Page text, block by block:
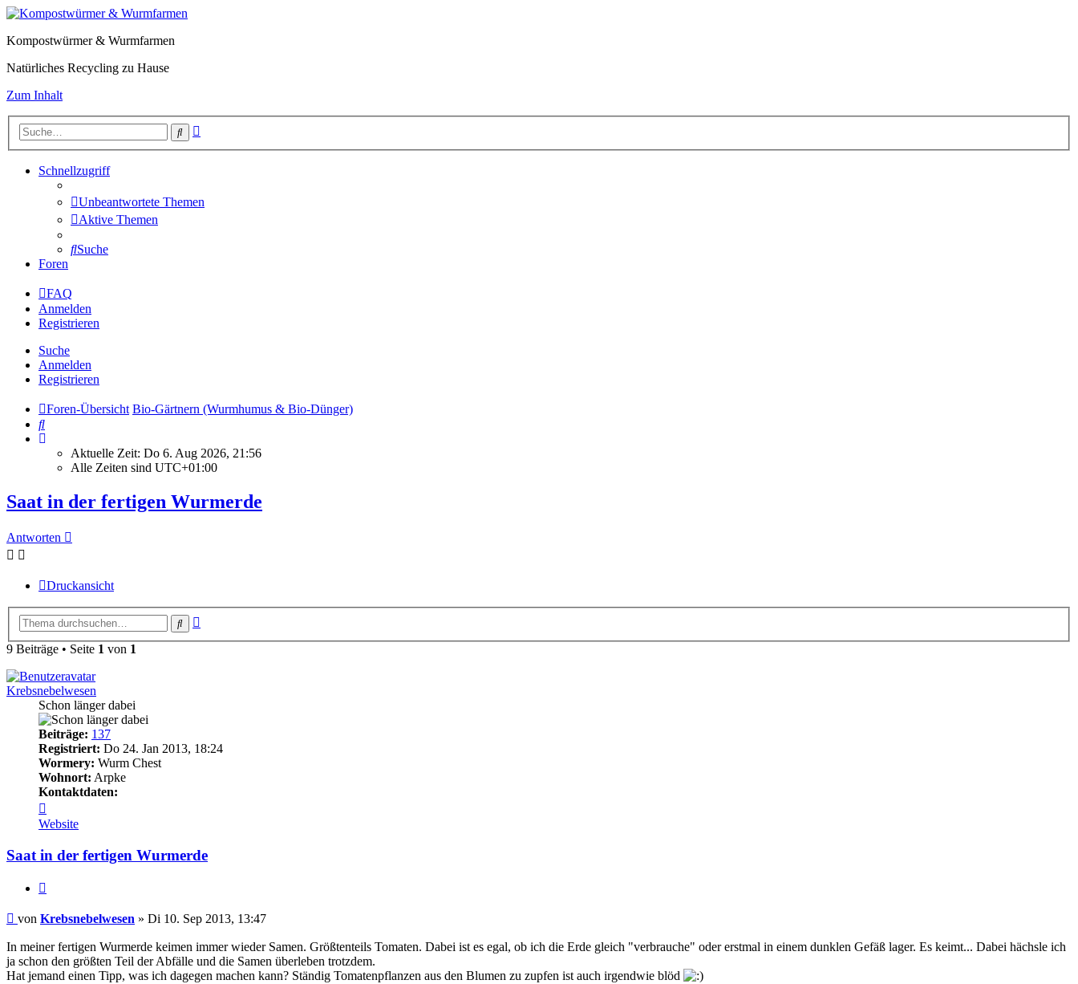
Kompostwürmer & Wurmfarmen
Natürliches Recycling zu Hause
Zum Inhalt
Suche
Schnellzugriff
Unbeantwortete Themen
Aktive Themen
Suche
Foren
FAQ
Anmelden
Registrieren
Suche
Anmelden
Registrieren
Foren-Übersicht Bio-Gärtnern (Wurmhumus & Bio-Dünger)
Suche
Aktuelle Zeit: Do 6. Aug 2026, 21:56
Alle Zeiten sind UTC+01:00
Saat in der fertigen Wurmerde
Antworten
Druckansicht
Suche
9 Beiträge • Seite 1 von 1
Krebsnebelwesen
Schon länger dabei
Beiträge: 137
Registriert: Do 24. Jan 2013, 18:24
Wormery: Wurm Chest
Wohnort: Arpke
Kontaktdaten:
von
Krebsnebelwesen
Website
Saat in der fertigen Wurmerde
Beitrag
von Krebsnebelwesen » Di 10. Sep 2013, 13:47
In meiner fertigen Wurmerde keimen immer wieder Samen. Größtenteils Tomaten. Dabei ist es egal, ob ich die Erde gleich "verbrauche" oder erstmal in einem dunklen Gefäß lager. Es keimt... Dabei hächsle ich
ja schon den größten Teil der Abfälle und die Samen überleben trotzdem.
Hat jemand einen Tipp, was ich dagegen machen kann? Ständig Tomatenpflanzen aus den Blumen zu zupfen ist auch irgendwie blöd